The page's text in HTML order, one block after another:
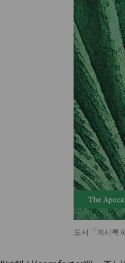
도서 「계시록